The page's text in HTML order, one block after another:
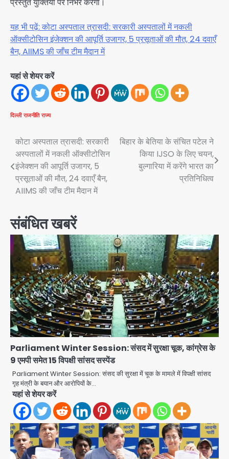
यह भी पढ़ें: कोटा अस्पताल त्रासदी: सरकारी अस्पतालों में नकली
ऑक्सीटोसिन इंजेक्शन की आपूर्ति उजागर, 5 प्रसूताओं की मौत, 24 दवाएँ
बैन, AIIMS की जाँच टीम मैदान में
यहां से शेयर करें
दिल्ली राजनीति राज्य
Post
navigation
कोटा अस्पताल त्रासदी: सरकारी
अस्पतालों में नकली ऑक्सीटोसिन
इंजेक्शन की आपूर्ति उजागर, 5
प्रसूताओं की मौत, 24 दवाएँ बैन,
AIIMS की जाँच टीम मैदान में
बिहार के बेतिया के संचित पटेल ने
किया IJSO के लिए चयन,
बुल्गारिया में करेंगे भारत का
प्रतिनिधित्व
संबंधित खबरें
Parliament Winter Session: संसद में सुरक्षा चूक, कांग्रेस के
9 एमपी समेत 15 विपक्षी सांसद सस्पेंड
Parliament Winter Session: संसद की सुरक्षा में चूक के मामले में विपक्षी सांसद
गृह मंत्री के बयान और आरोपियों के…
यहां से शेयर करें
एंटी-बर्गलरी सेल की बड़ी कामयाबी, चोरी के
माल की खरीद-फरोख्त करने वाले गिरोह का
भंडाफोड़
Team JHJ